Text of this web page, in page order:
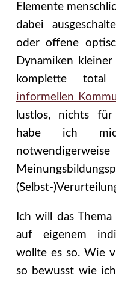
Elemente
dabei
oder offene
Dynamiken
komplette
informellen
lustlos, nichts
habe ich
(Selbst-
Ich will das
auf eigenem
wollte es so. Wie
so bewusst wie